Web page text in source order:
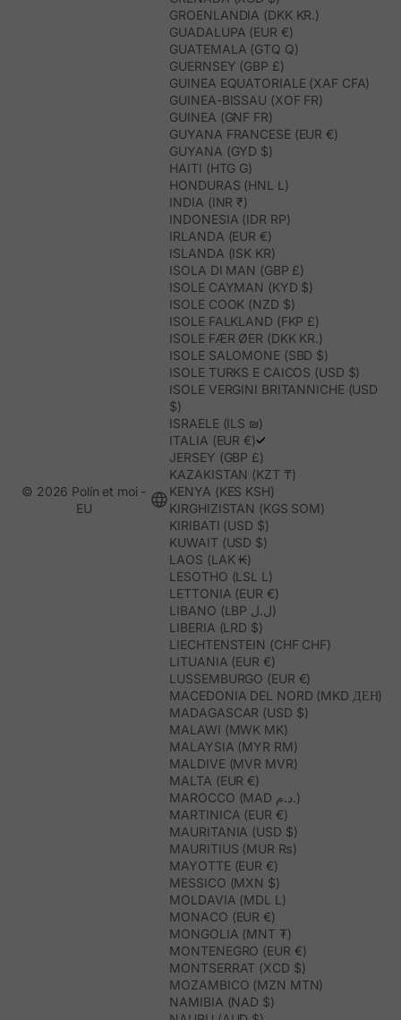
GROENLANDIA (DKK KR.)
GUADALUPA (EUR €)
GUATEMALA (GTQ Q)
GUERNSEY (GBP £)
GUINEA EQUATORIALE (XAF CFA)
GUINEA-BISSAU (XOF FR)
GUINEA (GNF FR)
GUYANA FRANCESE (EUR €)
GUYANA (GYD $)
HAITI (HTG G)
HONDURAS (HNL L)
INDIA (INR ₹)
INDONESIA (IDR RP)
IRLANDA (EUR €)
ISLANDA (ISK KR)
ISOLA DI MAN (GBP £)
ISOLE CAYMAN (KYD $)
ISOLE COOK (NZD $)
ISOLE FALKLAND (FKP £)
ISOLE FÆR ØER (DKK KR.)
ISOLE SALOMONE (SBD $)
ISOLE TURKS E CAICOS (USD $)
ISOLE VERGINI BRITANNICHE (USD
$)
ISRAELE (ILS ₪)
ITALIA (EUR €)
JERSEY (GBP £)
KAZAKISTAN (KZT ₸)
KENYA (KES KSH)
KIRGHIZISTAN (KGS SOM)
KIRIBATI (USD $)
KUWAIT (USD $)
LAOS (LAK ₭)
LESOTHO (LSL L)
LETTONIA (EUR €)
LIBANO (LBP ل.ل)
LIBERIA (LRD $)
LIECHTENSTEIN (CHF CHF)
LITUANIA (EUR €)
LUSSEMBURGO (EUR €)
MACEDONIA DEL NORD (MKD ДЕН)
MADAGASCAR (USD $)
MALAWI (MWK MK)
MALAYSIA (MYR RM)
MALDIVE (MVR MVR)
MALTA (EUR €)
MAROCCO (MAD د.م.)
MARTINICA (EUR €)
MAURITANIA (USD $)
MAURITIUS (MUR ₨)
MAYOTTE (EUR €)
MESSICO (MXN $)
MOLDAVIA (MDL L)
MONACO (EUR €)
MONGOLIA (MNT ₮)
MONTENEGRO (EUR €)
MONTSERRAT (XCD $)
MOZAMBICO (MZN MTN)
NAMIBIA (NAD $)
© 2026 Polín et moi -
EU